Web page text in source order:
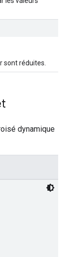
sont réduites.
dynamique